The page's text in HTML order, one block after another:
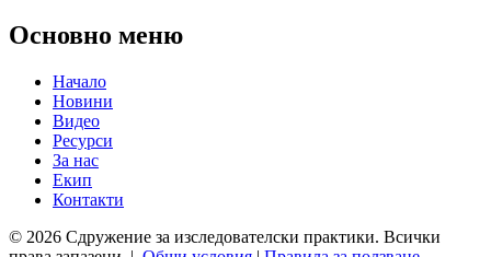
Основно меню
Начало
Новини
Видео
Ресурси
За нас
Екип
Контакти
© 2026 Сдружение за изследователски практики. Всички